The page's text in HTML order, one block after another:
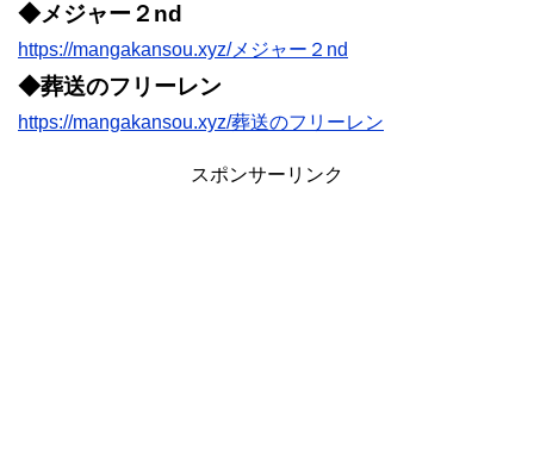
◆メジャー２nd
https://mangakansou.xyz/メジャー２nd
◆葬送のフリーレン
https://mangakansou.xyz/葬送のフリーレン
スポンサーリンク